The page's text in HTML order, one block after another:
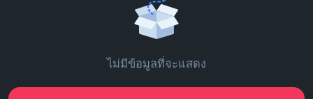
ไม่มีข้อมูลที่จะแสดง